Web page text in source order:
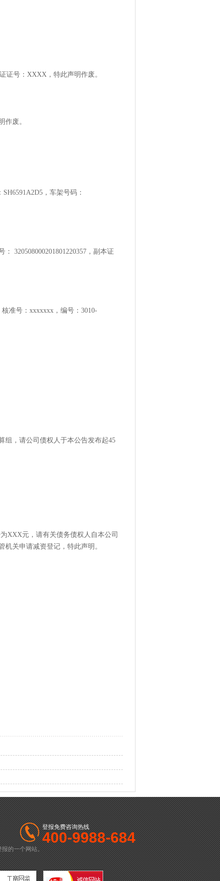
证号：XXXX，特此声明作废。
作废。
，车架号码：
320508000201801220357，副本证
准号：xxxxxxx，编号：3010-
组，请公司债权人于本公告发布起45
XXX元，请有关债务债权人自本公司
关申请减资登记，特此声明。
报的一个网站。
登报免费咨询热线
400-9988-684